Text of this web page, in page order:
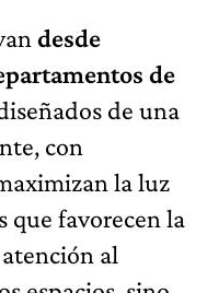
desde
de
de una
con
la luz
que favorecen la
al